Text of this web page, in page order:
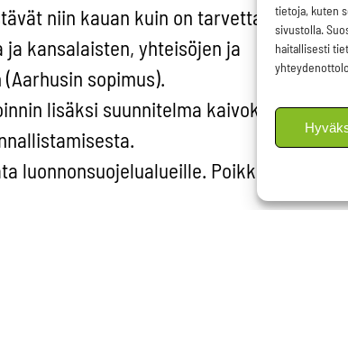
tietoja, kuten
sivustolla.
haitallisesti
niin kauan kuin on tarvetta, jotta
kansalaisten, yhteisöjen ja
sopimus).
lisäksi suunnitelma kaivoksen
luonnonsuojelualueille. Poikkeuksia